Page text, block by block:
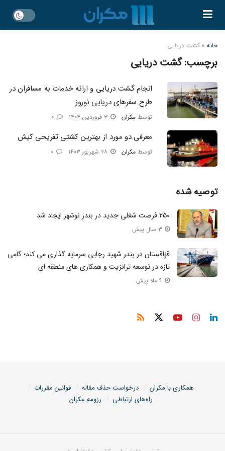
خانه » گشت دریایی
برچسب:گشت دریایی
انجام گشت دریایی و ارائه خدمات به مسافران در
طرح سفرهای دریایی نوروز
توسط مکران
معرفی دو مورد از بهترین کشتی تفریحی کیش
توسط مکران
توصیه شده
۲۵۰ فرصت شغلی جدید در بندر نوشهر ایجاد شد
قزاقستان در بندر شهید رجایی سرمایه گذاری می کند؛ گامی
تازه در توسعه ترانزیت و همکاری های منطقه ای
همکاری با مکران درخواست حذف مقاله
قوانین مقررات
راه‌های ارتباطی
رزومه مکران